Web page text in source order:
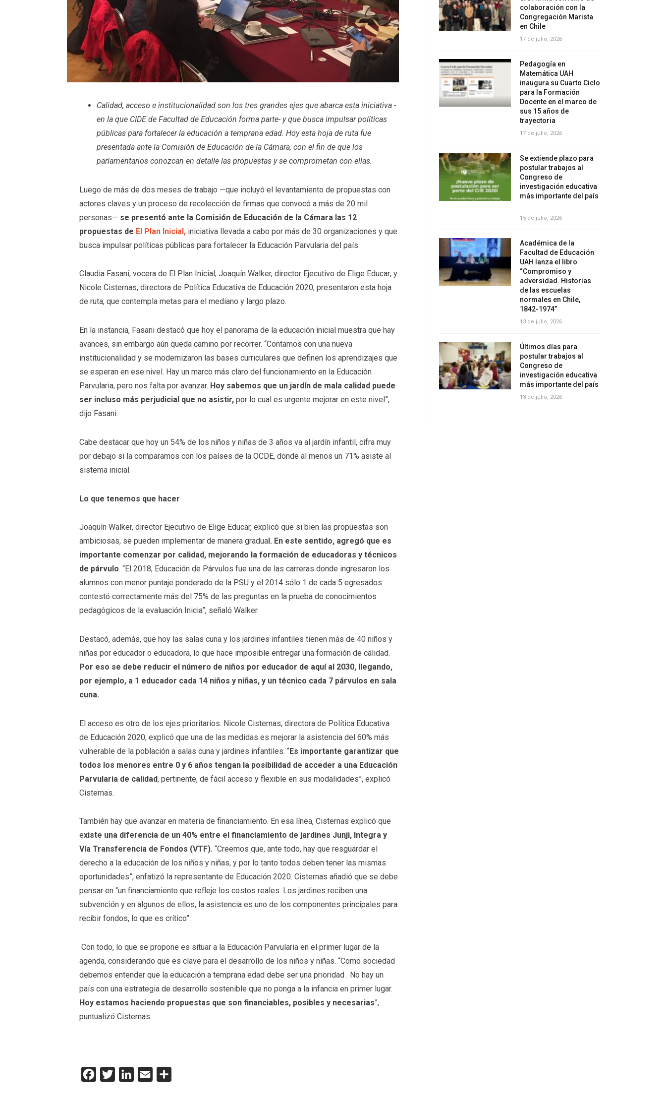
Calidad, acceso e institucionalidad son los tres grandes ejes que abarca esta iniciativa -
en la que CIDE de Facultad de Educación forma parte- y que busca impulsar políticas
públicas para fortalecer la educación a temprana edad. Hoy esta hoja de ruta fue
presentada ante la Comisión de Educación de la Cámara, con el fin de que los
parlamentarios conozcan en detalle las propuestas y se comprometan con ellas.
Luego de más de dos meses de trabajo —que incluyó el levantamiento de propuestas con
actores claves y un proceso de recolección de firmas que convocó a más de 20 mil
personas— se presentó ante la Comisión de Educación de la Cámara las 12
propuestas de El Plan Inicial, iniciativa llevada a cabo por más de 30 organizaciones y que
busca impulsar políticas públicas para fortalecer la Educación Parvularia del país.
Claudia Fasani, vocera de El Plan Inicial; Joaquín Walker, director Ejecutivo de Elige Educar; y
Nicole Cisternas, directora de Política Educativa de Educación 2020, presentaron esta hoja
de ruta, que contempla metas para el mediano y largo plazo.
En la instancia, Fasani destacó que hoy el panorama de la educación inicial muestra que hay
avances, sin embargo aún queda camino por recorrer. “Contamos con una nueva
institucionalidad y se modernizaron las bases curriculares que definen los aprendizajes que
se esperan en ese nivel. Hay un marco más claro del funcionamiento en la Educación
Parvularia, pero nos falta por avanzar. Hoy sabemos que un jardín de mala calidad puede
ser incluso más perjudicial que no asistir, por lo cual es urgente mejorar en este nivel”,
dijo Fasani.
Cabe destacar que hoy un 54% de los niños y niñas de 3 años va al jardín infantil, cifra muy
por debajo si la comparamos con los países de la OCDE, donde al menos un 71% asiste al
sistema inicial.
Lo que tenemos que hacer
Joaquín Walker, director Ejecutivo de Elige Educar, explicó que si bien las propuestas son
ambiciosas, se pueden implementar de manera gradua l. En este sentido, agregó que es
importante comenzar por calidad, mejorando la formación de educadoras y técnicos
de párvulo. “El 2018, Educación de Párvulos fue una de las carreras donde ingresaron los
alumnos con menor puntaje ponderado de la PSU y el 2014 sólo 1 de cada 5 egresados
contestó correctamente más del 75% de las preguntas en la prueba de conocimientos
pedagógicos de la evaluación Inicia”, señaló Walker.
Destacó, además, que hoy las salas cuna y los jardines infantiles tienen más de 40 niños y
niñas por educador o educadora, lo que hace imposible entregar una formación de calidad.
Por eso se debe reducir el número de niños por educador de aquí al 2030, llegando,
por ejemplo, a 1 educador cada 14 niños y niñas, y un técnico cada 7 párvulos en sala
cuna.
El acceso es otro de los ejes prioritarios. Nicole Cisternas, directora de Política Educativa
de Educación 2020, explicó que una de las medidas es mejorar la asistencia del 60% más
vulnerable de la población a salas cuna y jardines infantiles. “Es importante garantizar que
todos los menores entre 0 y 6 años tengan la posibilidad de acceder a una Educación
Parvularia de calidad, pertinente, de fácil acceso y flexible en sus modalidades”, explicó
Cisternas.
También hay que avanzar en materia de financiamiento. En esa línea, Cisternas explicó que
existe una diferencia de un 40% entre el financiamiento de jardines Junji, Integra y
Vía Transferencia de Fondos (VTF). “Creemos que, ante todo, hay que resguardar el
derecho a la educación de los niños y niñas, y por lo tanto todos deben tener las mismas
oportunidades”, enfatizó la representante de Educación 2020. Cisternas añadió que se debe
pensar en “un financiamiento que refleje los costos reales. Los jardines reciben una
subvención y en algunos de ellos, la asistencia es uno de los componentes principales para
recibir fondos, lo que es crítico”.
Con todo, lo que se propone es situar a la Educación Parvularia en el primer lugar de la
agenda, considerando que es clave para el desarrollo de los niños y niñas. “Como sociedad
debemos entender que la educación a temprana edad debe ser una prioridad . No hay un
país con una estrategia de desarrollo sostenible que no ponga a la infancia en primer lugar.
Hoy estamos haciendo propuestas que son financiables, posibles y necesarias”,
puntualizó Cisternas.
Facebook
Twitter LinkedInEmail
colaboración con la
Congregación Marista
en Chile
17 de julio, 2026
Pedagogía en
Matemática UAH
inaugura su Cuarto Ciclo
para la Formación
Docente en el marco de
sus 15 años de
trayectoria
17 de julio, 2026
Se extiende plazo para
postular trabajos al
Congreso de
investigación educativa
más importante del país
15 de julio, 2026
Académica de la
Facultad de Educación
UAH lanza el libro
“Compromiso y
adversidad. Historias
de las escuelas
normales en Chile,
1842-1974”
13 de julio, 2026
Últimos días para
postular trabajos al
Congreso de
investigación educativa
más importante del país
13 de julio, 2026